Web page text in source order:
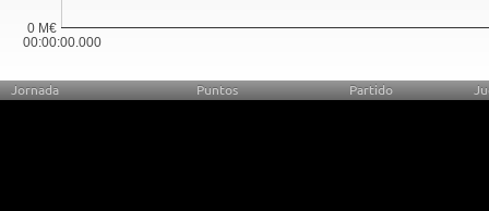
00:00:00.000
0 M€
Jornada Puntos Partido